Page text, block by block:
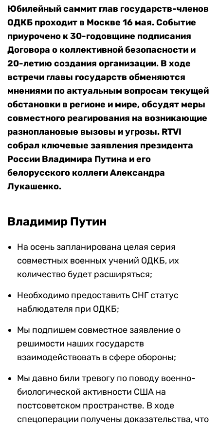
Юбилейный саммит глав государств-членов
ОДКБ проходит в Москве 16 мая. Событие
приурочено к 30-годовщине подписания
Договора о коллективной безопасности и
20-летию создания организации. В ходе
встречи главы государств обменяются
мнениями по актуальным вопросам текущей
обстановки в регионе и мире, обсудят меры
совместного реагирования на возникающие
разноплановые вызовы и угрозы. RTVI
собрал ключевые заявления президента
России Владимира Путина и его
белорусского коллеги Александра
Лукашенко.
Владимир Путин
На осень запланирована целая серия
совместных военных учений ОДКБ, их
количество будет расширяться;
Необходимо предоставить СНГ статус
наблюдателя при ОДКБ;
Мы подпишем совместное заявление о
решимости наших государств
взаимодействовать в сфере обороны;
Мы давно били тревогу по поводу военно-
биологической активности США на
постсоветском пространстве. В ходе
спецоперации получены доказательства, что